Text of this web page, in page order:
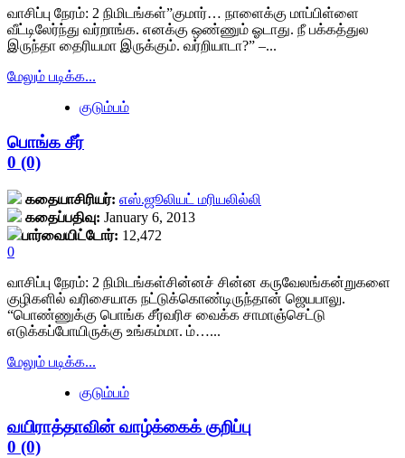
data-
rater-
postid='39900'
data-
data-
<span
class='yasr-
stars-
title-
</span>
</div>
title
yasr-
rater-
id='yasr-
visitor-
votes-
rating='0'
data-
rater-
starsize='16'
rater-
postid='9843'
data-
rater-
readonly='true'
attribute='true'
</div>
வாசிப்பு நேரம்: 2 நிமிடங்கள்”குமார்… நாளைக்கு மாப்பிள்ளை
வீட்டிலேர்ந்து வர்றாங்க. எனக்கு ஒண்ணும் ஓடாது. நீ பக்கத்துல
இருந்தா தைரியமா இருக்கும். வர்றியாடா?” –...
மேலும் படிக்க...
about
vv-
stars-
title-
container">
stars-
title
yasr-
rater-
id='yasr-
visitor-
votes-
readonly-
rater-
குடும்பம்
பொங்க சீர்
0 (0)
கதையாசிரியர்: எஸ்.ஜூலியட் மரியலில்லி
கதைப்பதிவு: January 6, 2013
பார்வையிட்டோர்: 12,472
0
வாசிப்பு நேரம்: 2 நிமிடங்கள்சின்னச் சின்ன கருவேலங்கன்றுகளை
குழிகளில் வரிசையாக நட்டுக்கொண்டிருந்தான் ஜெயபாலு.
“பொண்ணுக்கு பொங்க சீர்வரிச வைக்க சாமாஞ்செட்டு
எடுக்கப்போயிருக்கு உங்கம்மா. ம்…...
மேலும் படிக்க...
about
சீர்<div
class="yasr-
குடும்பம்
வயிராத்தாவின் வாழ்க்கைக் குறிப்பு
0 (0)